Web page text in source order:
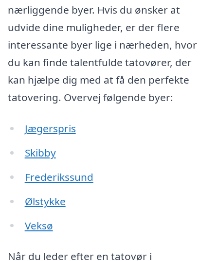
nærliggende byer. Hvis du ønsker at
udvide dine muligheder, er der flere
interessante byer lige i nærheden, hvor
du kan finde talentfulde tatovører, der
kan hjælpe dig med at få den perfekte
tatovering. Overvej følgende byer:
Jægerspris
Skibby
Frederikssund
Ølstykke
Veksø
Når du leder efter en tatovør i